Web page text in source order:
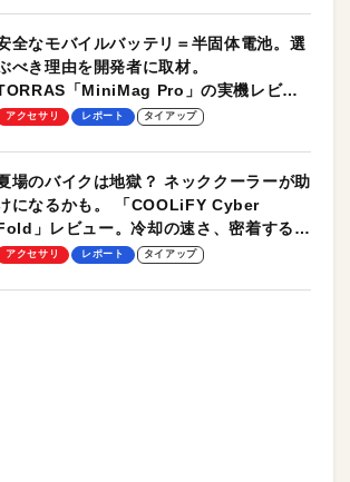
全なモバイルバッテリ＝半固体電池。選
べき理由を開発者に取材。
「MiniMag Pro」の実機レビュ
も
アクセサリ レポート タイアップ
場のバイクは地獄？ ネッククーラーが助
になるかも。 「COOLiFY Cyber
」レビュー。冷却の速さ、密着する冷
プレート、シンプルな操作性がグッド！
アクセサリ レポート タイアップ